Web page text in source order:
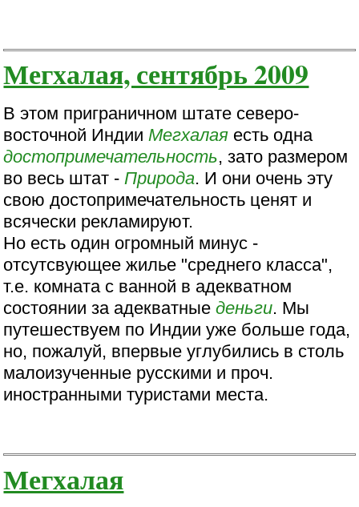
Мегхалая, сентябрь 2009
В этом приграничном штате северо-
восточной Индии Мегхалая есть одна
достопримечательность, зато размером
во весь штат - Природа. И они очень эту
свою достопримечательность ценят и
всячески рекламируют.
Но есть один огромный минус -
отсутсвующее жилье "среднего класса",
т.е. комната с ванной в адекватном
состоянии за адекватныеденьги. Мы
путешествуем по Индии уже больше года,
но, пожалуй, впервые углубились в столь
малоизученные русскими и проч.
иностранными туристами места.
Мегхалая